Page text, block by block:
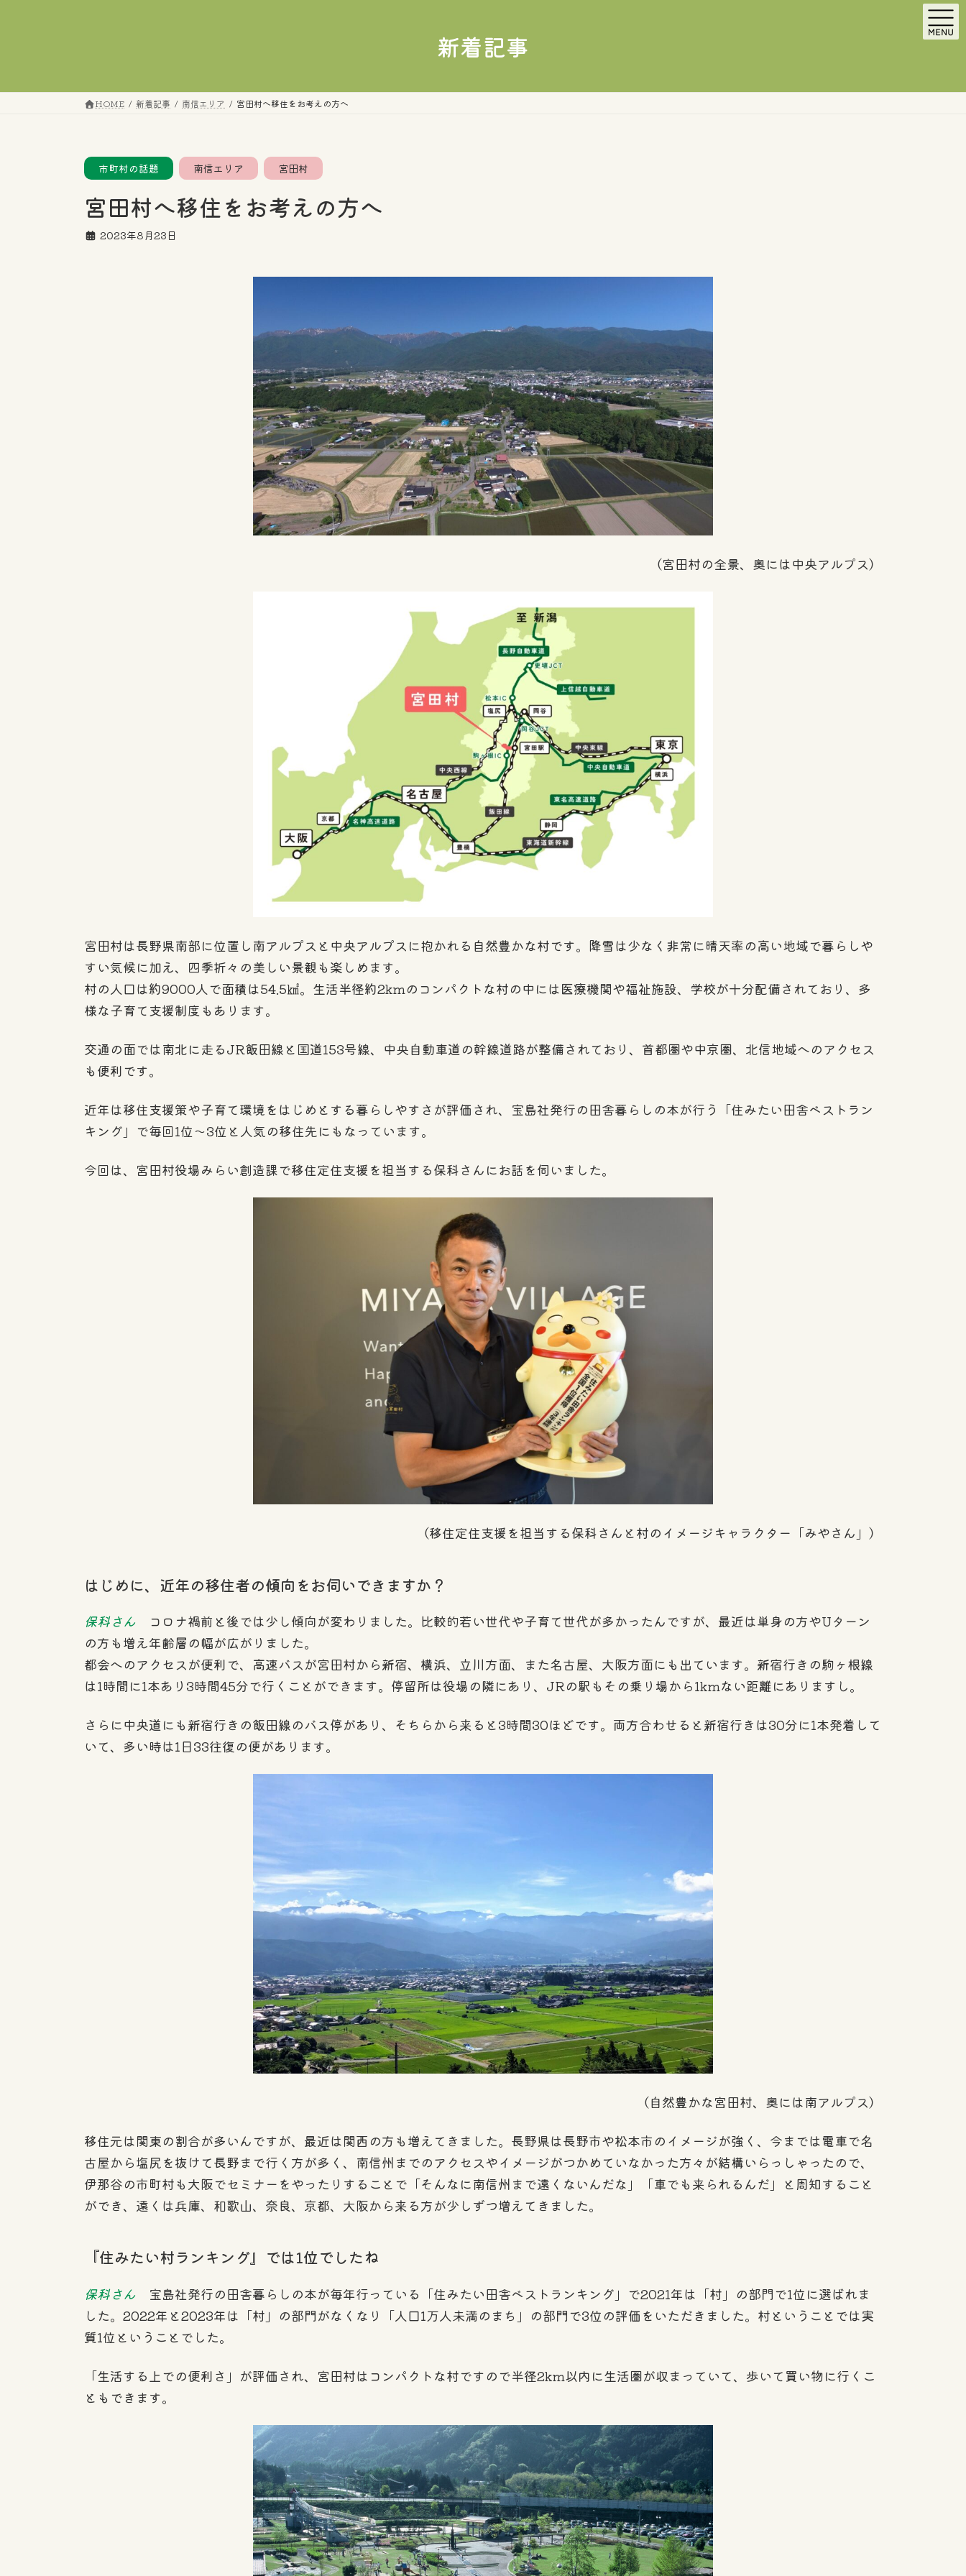
へ
ョ
新着記事
HOME 新着記事 南信エリア 宮田村へ移住をお考えの方へ
宮田村へ移住をお考えの方へ
2023年8月23日
（宮田村の全景、奥には中央アルプス）
宮田村は長野県南部に位置し南アルプスと中央アルプスに抱かれる自然豊かな村です。降雪は少なく非常に晴天率の高い地域で暮らしや
すい気候に加え、四季折々の美しい景観も楽しめます。
村の人口は約9000人で面積は54.5㎢。生活半径約2kmのコンパクトな村の中には医療機関や福祉施設、学校が十分配備されており、多
様な子育て支援制度もあります。
交通の面では南北に走るJR飯田線と国道153号線、中央自動車道の幹線道路が整備されており、首都圏や中京圏、北信地域へのアクセス
も便利です。
近年は移住支援策や子育て環境をはじめとする暮らしやすさが評価され、宝島社発行の田舎暮らしの本が行う「住みたい田舎ベストラン
キング」で毎回1位〜3位と人気の移住先にもなっています。
今回は、宮田村役場みらい創造課で移住定住支援を担当する保科さんにお話を伺いました。
（移住定住支援を担当する保科さんと村のイメージキャラクター「みやさん」）
はじめに、近年の移住者の傾向をお伺いできますか？
保科さん コロナ禍前と後では少し傾向が変わりました。比較的若い世代や子育て世代が多かったんですが、最近は単身の方やUターン
の方も増え年齢層の幅が広がりました。
都会へのアクセスが便利で、高速バスが宮田村から新宿、横浜、立川方面、また名古屋、大阪方面にも出ています。新宿行きの駒ヶ根線
は1時間に1本あり3時間45分で行くことができます。停留所は役場の隣にあり、JRの駅もその乗り場から1kmない距離にありますし。
さらに中央道にも新宿行きの飯田線のバス停があり、そちらから来ると3時間30ほどです。両方合わせると新宿行きは30分に1本発着して
いて、多い時は1日33往復の便があります。
（自然豊かな宮田村、奥には南アルプス）
移住元は関東の割合が多いんですが、最近は関西の方も増えてきました。長野県は長野市や松本市のイメージが強く、今までは電車で名
古屋から塩尻を抜けて長野まで行く方が多く、南信州までのアクセスやイメージがつかめていなかった方々が結構いらっしゃったので、
伊那谷の市町村も大阪でセミナーをやったりすることで「そんなに南信州まで遠くないんだな」「車でも来られるんだ」と周知すること
ができ、遠くは兵庫、和歌山、奈良、京都、大阪から来る方が少しずつ増えてきました。
『住みたい村ランキング』では1位でしたね
保科さん 宝島社発行の田舎暮らしの本が毎年行っている「住みたい田舎ベストランキング」で2021年は「村」の部門で1位に選ばれま
した。2022年と2023年は「村」の部門がなくなり「人口1万人未満のまち」の部門で3位の評価をいただきました。村ということでは実
質1位ということでした。
「生活する上での便利さ」が評価され、宮田村はコンパクトな村ですので半径2km以内に生活圏が収まっていて、歩いて買い物に行くこ
ともできます。
南信エリア 宮田村
市町村の話題